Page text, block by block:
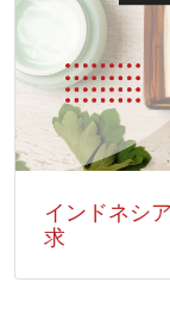
インドネシ
求